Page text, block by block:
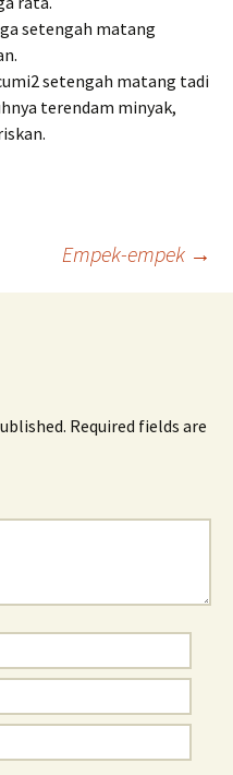
setengah matang
setengah matang tadi
terendam minyak,
Empek-empek →
Required fields are